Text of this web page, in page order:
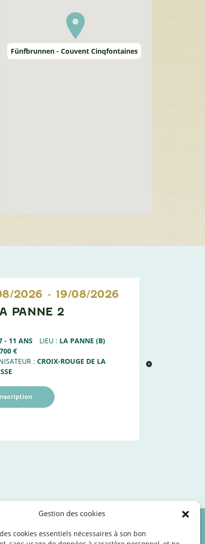
Gestion des cookies
cookies essentiels nécessaires à son bon
Fünfbrunnen - Couvent Cinqfontaines
PANNE 2
2026 - 19/08/2026
- 11 ANS LIEU : LA PANNE (B)
700 €
: CROIX-ROUGE DE LA
©2026 SNJ